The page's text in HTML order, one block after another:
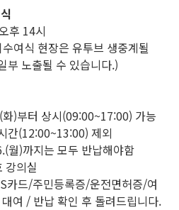
후 14시
여식 현장은 유투브 생중계될
부 노출될 수 있습니다.)
)부터 상시(09:00~17:00) 가능
간(12:00~13:00) 제외
월)까지는 모두 반납해야함
강의실
카드/주민등록증/운전면허증/여
여 / 반납 확인 후 돌려드립니다.